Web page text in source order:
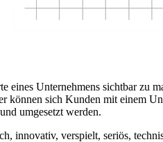
Unternehmens sichtbar zu
können sich Kunden mit einem
umgesetzt werden.
innovativ, verspielt, seriös,